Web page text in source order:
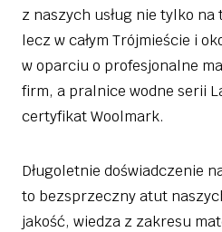
z naszych usług nie tylko na
lecz w całym Trójmieście i
w oparciu o profesjonalne
firm, a pralnice wodne serii
certyfikat Woolmark.
Długoletnie doświadczenie
to bezsprzeczny atut
jakość, wiedza z zakresu